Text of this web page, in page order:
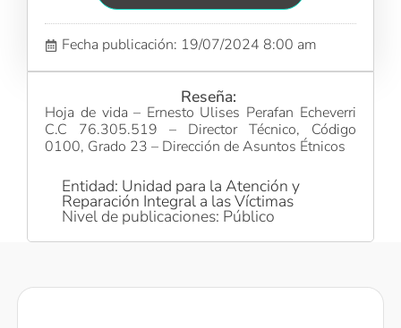
Fecha publicación: 19/07/2024 8:00 am
Reseña:
Hoja de vida – Ernesto Ulises Perafan Echeverri
C.C 76.305.519 – Director Técnico, Código
0100, Grado 23 – Dirección de Asuntos Étnicos
Entidad: Unidad para la Atención y
Reparación Integral a las Víctimas
Nivel de publicaciones: Público